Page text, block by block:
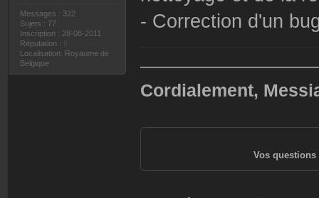
Messages : 322
Sujets : 77
Inscription : 28-08-2011
Réputation :
Localisation: Royaume de
Belgique
- Correction d'un
Cordialement,
Vos questions